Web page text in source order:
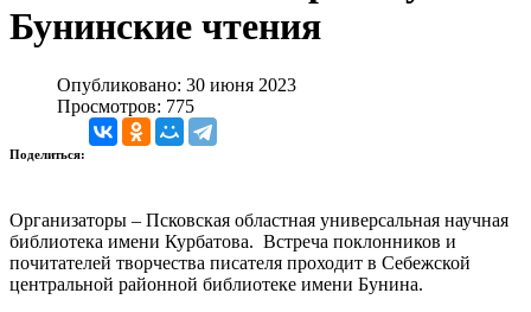
Бунинские чтения
Опубликовано: 30 июня 2023
Просмотров: 775
Поделиться:
Организаторы – Псковская областная универсальная научная
библиотека имени Курбатова. Встреча поклонников и
почитателей творчества писателя проходит в Себежской
центральной районной библиотеке имени Бунина.